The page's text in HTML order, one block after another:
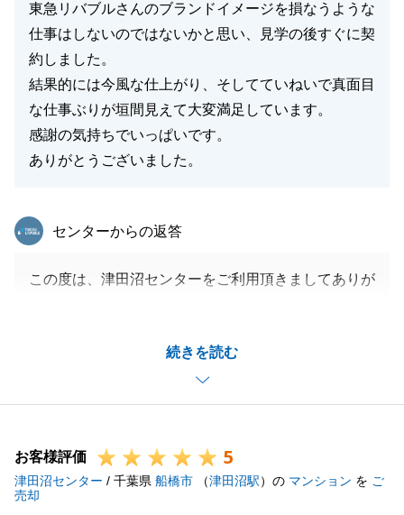
東急リバブルさんのブランドイメージを損なうような
仕事はしないのではないかと思い、見学の後すぐに契
約しました。
結果的には今風な仕上がり、そしてていねいで真面目
な仕事ぶりが垣間見えて大変満足しています。
感謝の気持ちでいっぱいです。
ありがとうございました。
続きを読む
東急リバブル
センターからの返答
この度は、津田沼センターをご利用頂きましてありが
にご満足頂けたとのお言葉、大変光栄でございます。
今後も、弊社にてお力になれる事がございましたらい
つでもご相談下さい。
閉じる
お客様評価 5
津田沼センター / 千葉県 船橋市 （津田沼駅）の マンション を ご
売却